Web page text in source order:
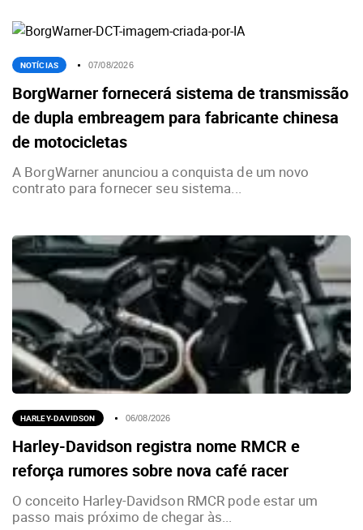
NOTÍCIAS 07/08/2026
BorgWarner fornecerá sistema de transmissão
de dupla embreagem para fabricante chinesa
de motocicletas
A BorgWarner anunciou a conquista de um novo
contrato para fornecer seu sistema...
HARLEY-DAVIDSON 06/08/2026
Harley-Davidson registra nome RMCR e
reforça rumores sobre nova café racer
O conceito Harley-Davidson RMCR pode estar um
passo mais próximo de chegar às...